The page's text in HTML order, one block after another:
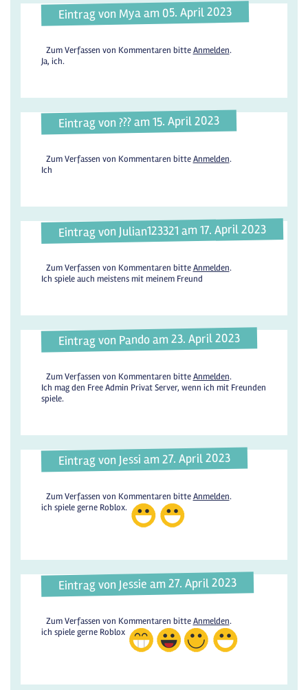
Eintrag von Mya am 05. April 2023
Zum Verfassen von Kommentaren bitteAnmelden.
Ja, ich.
Eintrag von ??? am 15. April 2023
Zum Verfassen von Kommentaren bitteAnmelden.
Ich
Eintrag von Julian123321 am 17. April 2023
Zum Verfassen von Kommentaren bitteAnmelden.
Ich spiele auch meistens mit meinem Freund
Eintrag von Pando am 23. April 2023
Zum Verfassen von Kommentaren bitteAnmelden.
Ich mag den Free Admin Privat Server, wenn ich mit Freunden
spiele.
Eintrag von Jessi am 27. April 2023
Zum Verfassen von Kommentaren bitteAnmelden.
ich spiele gerne Roblox.
Eintrag von Jessie am 27. April 2023
Zum Verfassen von Kommentaren bitteAnmelden.
ich spiele gerne Roblox